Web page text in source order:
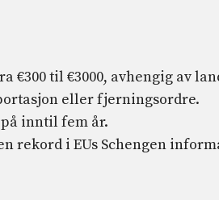
€300 til €3000, avhengig av
eller fjerningsordre.
inntil fem år.
rekord i EUs Schengen